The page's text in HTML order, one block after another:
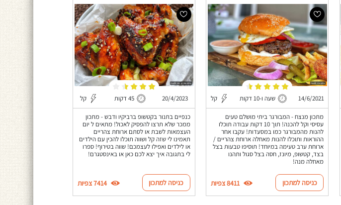
14/6/2021 שעה ו-10 דקות קל
מתכון מנצח - המבורגר ביתי מושלם טעים
עסיסי וקל להכנה! תוך 10 דקות עבודה תוכלו
להנות מהמבורגר כמו במסעדות! עקבו אחר
ההוראות ותוכלו להנות מאחלה ארוחת צהריים /
ארוחת ערב טעימה במיוחד! תוסיפו טבעות בצל
בצד, קטשופ, מיונז, חסה בצל סגול ותהנו
מאחלה מנה!
כניסה למתכון 8411 צפיות
20/4/2023 45 דקות קל
כנפיים בתנור בקטשופ ברביקיו ודבש - מתכון
ממכר שלא תרצו להפסיק לאכול! מתאים ל יום
העצמאות לשבת או לסתם ארוחת צהריים
תאמינו לי שזה קל ושווה תוכלו להכין עם הילדים
או לילדים ואפילו לעצמכם! שווה בטירוף! ספרו
לי בתגובה איך יצא לכם כאן או באינסטגרם!
כניסה למתכון 7414 צפיות